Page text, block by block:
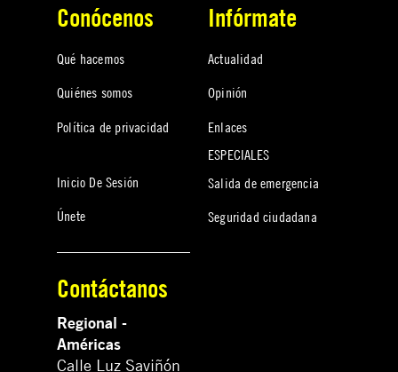
Conócenos
Qué hacemos
Quiénes somos
Política de privacidad
Inicio De Sesión
Únete
Infórmate
Actualidad
Opinión
Enlaces
ESPECIALES
Salida de emergencia
Seguridad ciudadana
Contáctanos
Regional -
Américas
Calle Luz Saviñón